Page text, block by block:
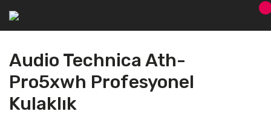
Audio Technica Ath-
Pro5xwh Profesyonel
Kulaklık